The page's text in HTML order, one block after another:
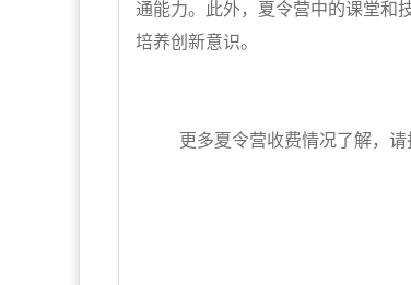
通能力。此外，夏令营中的课堂和
培养创新意识。
更多夏令营收费情况了解，请